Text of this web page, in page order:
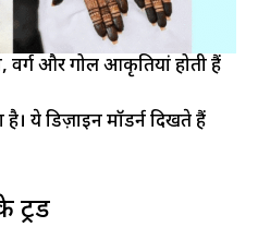
वर्ग और गोल आकृतियां होती हैं
ये डिज़ाइन मॉडर्न दिखते हैं
ट्रेंड